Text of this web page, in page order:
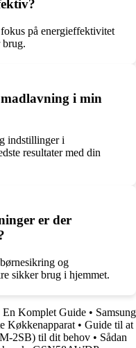
på energieffektivitet
brug.
i min
indstillinger i
resultater med din
er der
og
sikker brug i hjemmet.
Komplet Guide • Samsung
Køkkenapparat • Guide til at
2SB) til dit behov • Sådan